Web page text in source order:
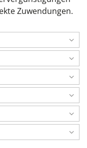
Zuwendungen.